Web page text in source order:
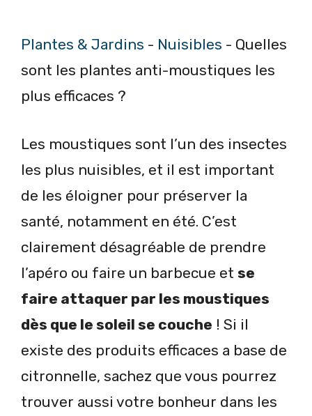
Plantes & Jardins - Nuisibles - Quelles
sont les plantes anti-moustiques les
plus efficaces ?
Les moustiques sont l’un des insectes
les plus nuisibles, et il est important
de les éloigner pour préserver la
santé, notamment en été. C’est
clairement désagréable de prendre
l’apéro ou faire un barbecue et se
faire attaquer par les moustiques
dès que le soleil se couche ! Si il
existe des produits efficaces a base de
citronnelle, sachez que vous pourrez
trouver aussi votre bonheur dans les